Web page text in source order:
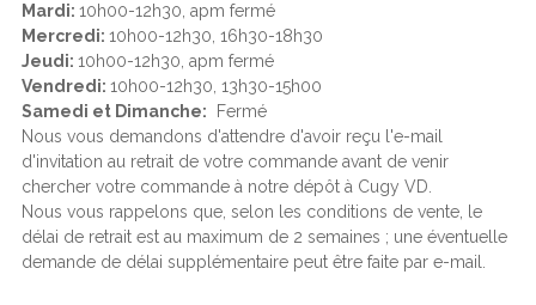
Mardi: 10h00-12h30, apm fermé
Mercredi: 10h00-12h30, 16h30-18h30
Jeudi: 10h00-12h30, apm fermé
Vendredi: 10h00-12h30, 13h30-15h00
Samedi et Dimanche: Fermé
Nous vous demandons d'attendre d'avoir reçu l'e-mail
d'invitation au retrait de votre commande avant de venir
chercher votre commande à notre dépôt à Cugy VD.
Nous vous rappelons que, selon les conditions de vente, le
délai de retrait est au maximum de 2 semaines ; une éventuelle
demande de délai supplémentaire peut être faite par e-mail.